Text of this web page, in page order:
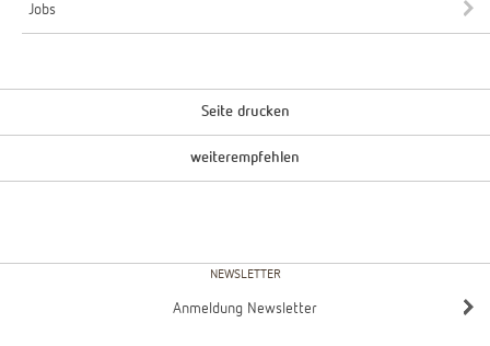
Jobs
Seite drucken
weiterempfehlen
NEWSLETTER
Anmeldung Newsletter